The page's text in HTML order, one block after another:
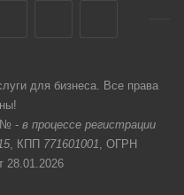
для бизнеса. Все права
№ - в процессе регистрации
, КПП 771601001, ОГРН
28.01.2026